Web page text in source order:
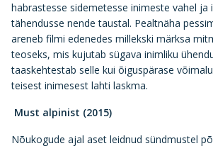
habrastesse sidemetesse inimeste vahel ja
tähendusse nende taustal. Pealtnäha
areneb filmi edenedes millekski märksa
teoseks, mis kujutab sügava inimliku
taaskehtestab selle kui õiguspärase
teisest inimesest lahti laskma.
Must alpinist (2015)
Nõukogude ajal aset leidnud sündmustel